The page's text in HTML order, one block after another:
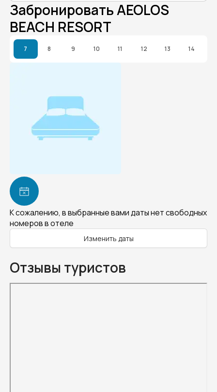
Забронировать AEOLOS
BEACH RESORT
7 8 9 10 11 12 13 14
К сожалению, в выбранные вами даты нет свободных
номеров в отеле
Изменить даты
Отзывы туристов